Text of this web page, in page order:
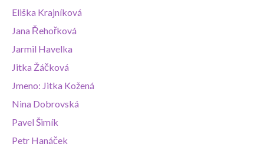
Eliška Krajníková
Jana Řehořková
Jarmil Havelka
Jitka Žáčková
Jmeno: Jitka Kožená
Nina Dobrovská
Pavel Šimík
Petr Hanáček